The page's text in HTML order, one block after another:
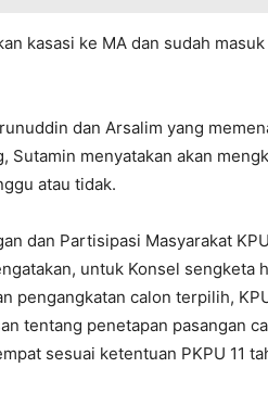
kasasi ke MA dan sudah
dan Arsalim yang
Sutamin menyatakan akan
atau tidak.
dan Partisipasi Masyarakat
untuk Konsel sengketa
pengangkatan calon terpilih,
tentang penetapan pasangan
sesuai ketentuan PKPU 11